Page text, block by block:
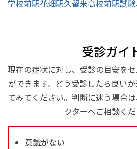
学校前駅花畑駅久留米高校前駅試
受診ガイ
現在の症状に対し、受診の目安を
ができます。どう受診したら良い
てみてください。判断に迷う場合
クターへご相談くだ
意識がない